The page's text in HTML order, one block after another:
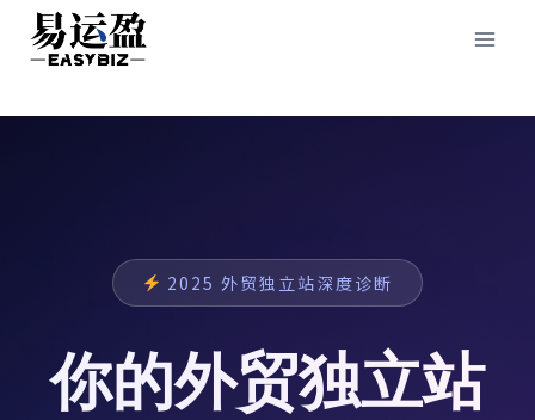
Skip
content
2025 外贸独立站深度诊断
你的外贸独立站